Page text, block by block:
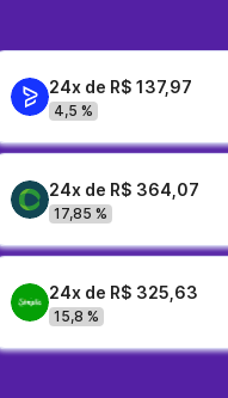
24x de R$ 137,97
4,5 %
24x de R$ 364,07
17,85 %
24x de R$ 325,63
15,8 %